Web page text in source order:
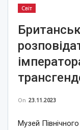
Світ
On 23.11.2023
Музей